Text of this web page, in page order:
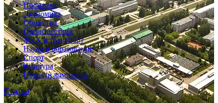
Политика
Экономика
Общество
Происшествия
ЖКХ и транспорт
Наука и образование
Спорт
Культура
Новости компаний
Статьи